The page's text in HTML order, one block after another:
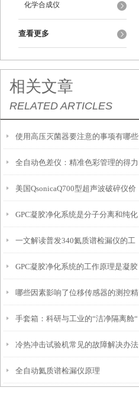
化学合成仪
查看更多
相关文章
RELATED ARTICLES
使用高压灭菌器要注意的事项有哪些
全自动色差仪：精准色彩管理的得力
助手
美国QsonicaQ700型超声波破碎仪价
格
GPC凝胶净化系统是分子分离和纯化
的工具
一文解读普发340氦质谱检漏仪的工
作原理
GPC凝胶净化系统的工作原理是凝胶
渗透色谱原理
哪些因素影响了位移传感器的测控精
度
手套箱：科研与工业的“洁净隔离舱“
冷热冲击试验机常见的故障解决办法
介绍
全自动氦质谱检漏仪原理